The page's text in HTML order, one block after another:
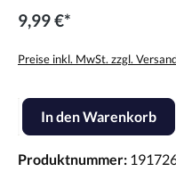
9,99 €*
Preise inkl. MwSt. zzgl.
Produkt Anzahl: Gib den
In den Warenkorb
Produktnummer: